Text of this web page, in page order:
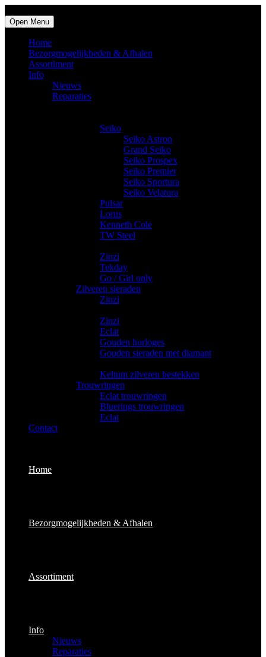
Open Menu
Home
Bezorgmogelijkheden & Afhalen
Assortiment
Info
Nieuws
Reparaties
Seiko
Seiko Astron
Grand Seiko
Seiko Prospex
Seiko Premier
Seiko Sportura
Seiko Velatura
Pulsar
Lorus
Kenneth Cole
TW Steel
Zinzi
Tekday
Go / Girl only
Zilveren sieraden
Zinzi
Zinzi
Eclat
Gouden horloges
Gouden sieraden met diamant
Keltum zilveren bestekken
Trouwringen
Eclat trouwringen
Bluerings trouwringen
Eclat
Contact
Home
Bezorgmogelijkheden & Afhalen
Assortiment
Info
Nieuws
Reparaties